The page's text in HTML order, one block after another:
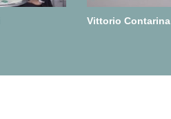
Vittorio Contarina